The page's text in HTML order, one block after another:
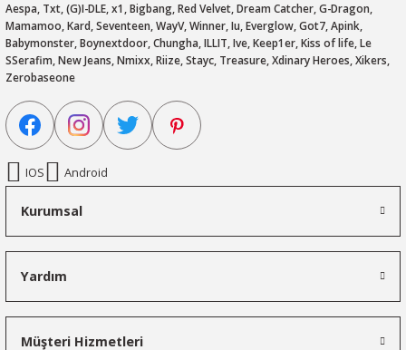
Aespa, Txt, (G)I-DLE, x1, Bigbang, Red Velvet, Dream Catcher, G-Dragon,
Mamamoo, Kard, Seventeen, WayV, Winner, Iu, Everglow, Got7, Apink,
Babymonster, Boynextdoor, Chungha, ILLIT, Ive, Keep1er, Kiss of life, Le
SSerafim, New Jeans, Nmixx, Riize, Stayc, Treasure, Xdinary Heroes, Xikers,
Zerobaseone
IOS Android
Kurumsal
Yardım
Müşteri Hizmetleri